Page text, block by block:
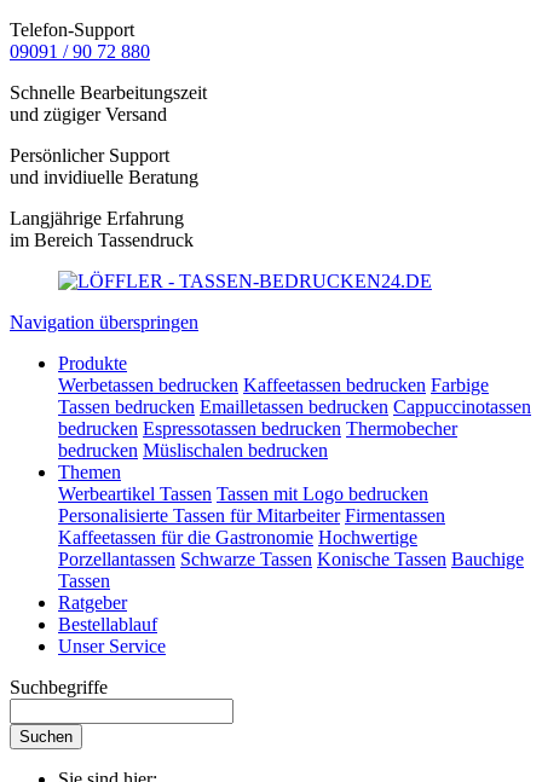
Telefon-Support
09091 / 90 72 880
Schnelle Bearbeitungszeit
und zügiger Versand
Persönlicher Support
und invidiuelle Beratung
Langjährige Erfahrung
im Bereich Tassendruck
Navigation überspringen
Produkte
Werbetassen bedrucken Kaffeetassen bedrucken Farbige
Tassen bedrucken Emailletassen bedrucken Cappuccinotassen
bedrucken Espressotassen bedrucken Thermobecher
bedrucken Müslischalen bedrucken
Themen
Werbeartikel Tassen Tassen mit Logo bedrucken
Personalisierte Tassen für Mitarbeiter Firmentassen
Kaffeetassen für die Gastronomie Hochwertige
Porzellantassen Schwarze Tassen Konische Tassen Bauchige
Tassen
Ratgeber
Bestellablauf
Unser Service
Suchbegriffe
Suchen